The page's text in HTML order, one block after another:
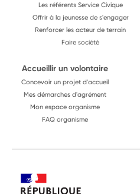
Les référents Service Civique
Offrir à la jeunesse de s'engager
Renforcer les acteur de terrain
Faire société
Accueillir un volontaire
Concevoir un projet d'accueil
Mes démarches d'agrément
Mon espace organisme
FAQ organisme